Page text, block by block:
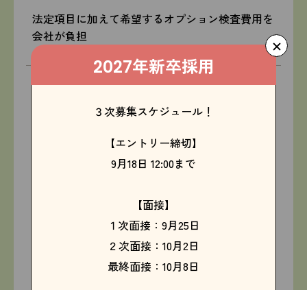
法定項目に加えて希望するオプション検査費用を
会社が負担
オンライン語学研修費
費用の半額
2027年新卒採用
３次募集スケジュール！
【エントリー締切】
9月18日 12:00まで
【面接】
１次面接：9月25日
２次面接：10月2日
最終面接：10月8日